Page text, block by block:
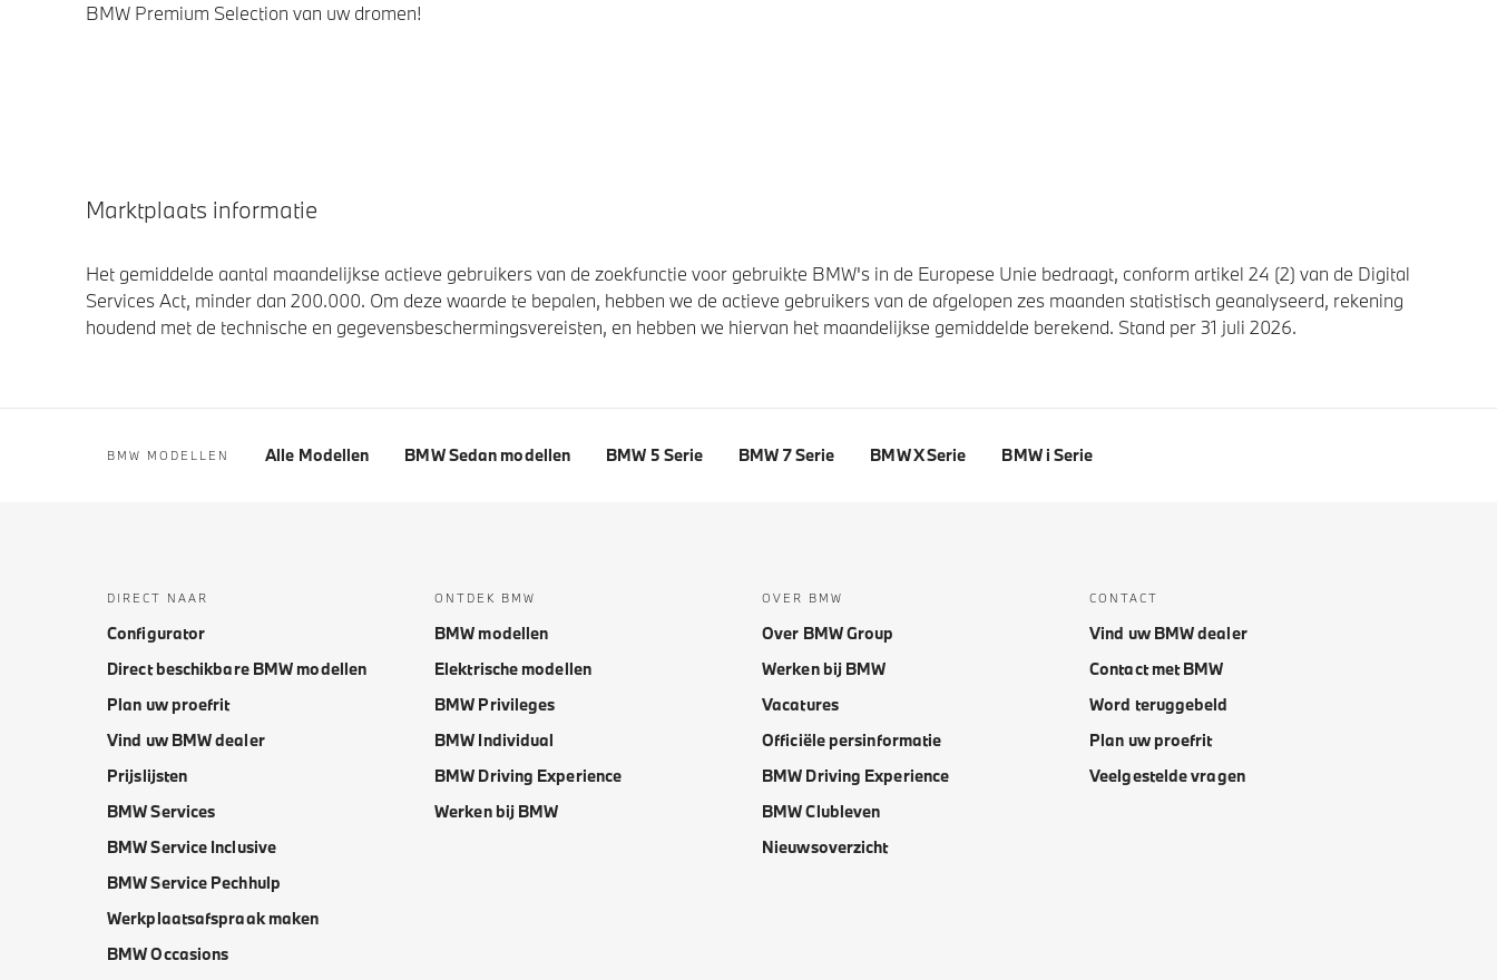
BMW Premium Selection van uw dromen!
Marktplaats informatie
Het gemiddelde aantal maandelijkse actieve gebruikers van de zoekfunctie voor gebruikte BMW's in de Europese Unie bedraagt, conform artikel 24 (2) van de Digital
Services Act, minder dan 200.000. Om deze waarde te bepalen, hebben we de actieve gebruikers van de afgelopen zes maanden statistisch geanalyseerd, rekening
houdend met de technische en gegevensbeschermingsvereisten, en hebben we hiervan het maandelijkse gemiddelde berekend. Stand per 31 juli 2026.
BMW MODELLEN Alle Modellen BMW Sedan modellen BMW 5 Serie BMW 7 Serie BMW X Serie BMW i Serie
DIRECT NAAR
Configurator
Direct beschikbare BMW modellen
Plan uw proefrit
Vind uw BMW dealer
Prijslijsten
BMW Services
BMW Service Inclusive
BMW Service Pechhulp
Werkplaatsafspraak maken
BMW Occasions
ONTDEK BMW
BMW modellen
Elektrische modellen
BMW Privileges
BMW Individual
BMW Driving Experience
Werken bij BMW
OVER BMW
Over BMW Group
Werken bij BMW
Vacatures
Officiële persinformatie
BMW Driving Experience
BMW Clubleven
Nieuwsoverzicht
CONTACT
Vind uw BMW dealer
Contact met BMW
Word teruggebeld
Plan uw proefrit
Veelgestelde vragen